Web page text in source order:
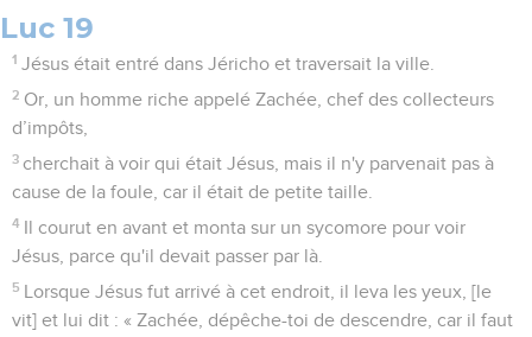
Luc 19
1 Jésus était entré dans Jéricho et traversait la ville.
2 Or, un homme riche appelé Zachée, chef des collecteurs
d’impôts,
3 cherchait à voir qui était Jésus, mais il n'y parvenait pas à
cause de la foule, car il était de petite taille.
4 Il courut en avant et monta sur un sycomore pour voir
Jésus, parce qu'il devait passer par là.
5 Lorsque Jésus fut arrivé à cet endroit, il leva les yeux, [le
vit] et lui dit : « Zachée, dépêche-toi de descendre, car il faut